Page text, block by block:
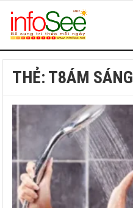
THẺ: T8ÁM SÁNG